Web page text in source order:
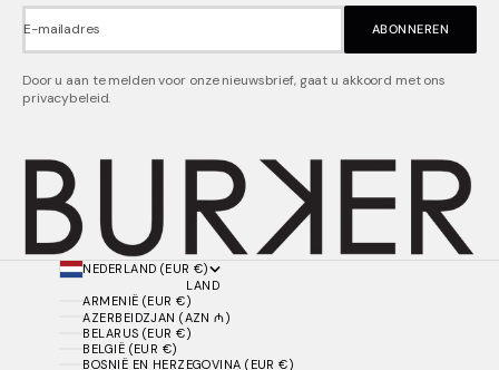
E-mailadres ABONNEREN
Door u aan te melden voor onze nieuwsbrief, gaat u akkoord met ons
privacybeleid.
NEDERLAND (EUR €)
LAND
ARMENIË (EUR €)
AZERBEIDZJAN (AZN ₼)
BELARUS (EUR €)
BELGIË (EUR €)
BOSNIË EN HERZEGOVINA (EUR €)